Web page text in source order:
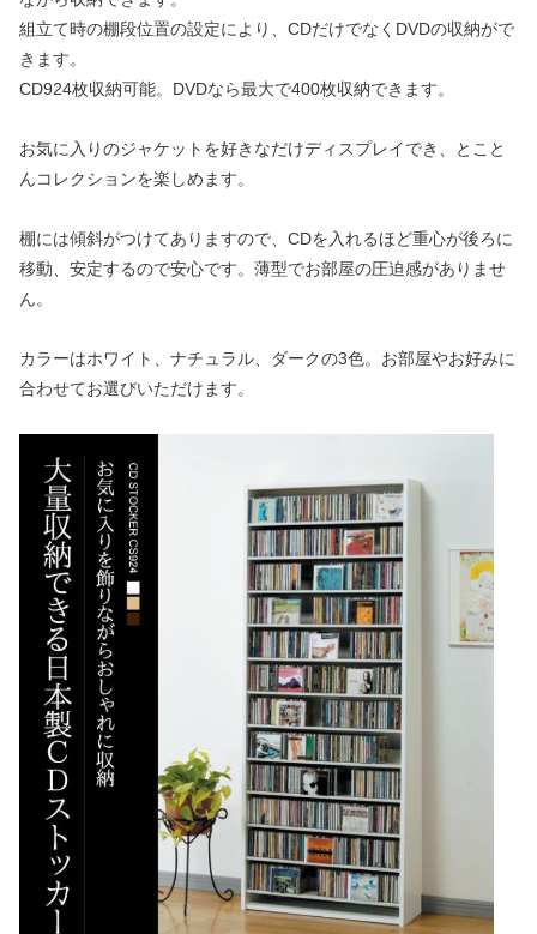
組立て時の棚段位置の設定により、CDだけでなくDVDの収納がで
きます。
CD924枚収納可能。DVDなら最大で400枚収納できます。
お気に入りのジャケットを好きなだけディスプレイでき、とこと
んコレクションを楽しめます。
棚には傾斜がつけてありますので、CDを入れるほど重心が後ろに
移動、安定するので安心です。薄型でお部屋の圧迫感がありませ
ん。
カラーはホワイト、ナチュラル、ダークの3色。お部屋やお好みに
合わせてお選びいただけます。